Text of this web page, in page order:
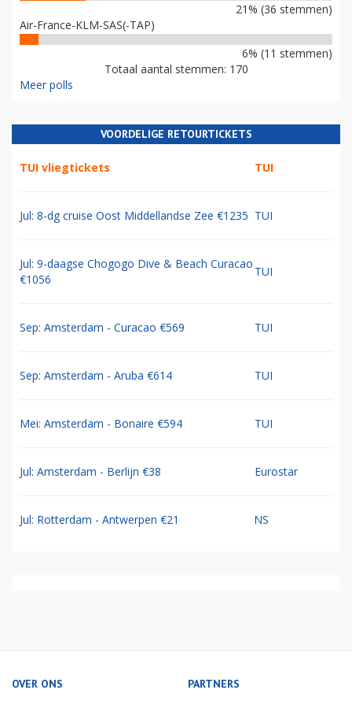
21% (36 stemmen)
Air-France-KLM-SAS(-TAP)
6% (11 stemmen)
Totaal aantal stemmen: 170
Meer polls
VOORDELIGE RETOURTICKETS
TUI vliegtickets TUI
Jul: 8-dg cruise Oost Middellandse Zee €1235 TUI
Jul: 9-daagse Chogogo Dive & Beach Curacao
€1056
TUI
Sep: Amsterdam - Curacao €569 TUI
Sep: Amsterdam - Aruba €614 TUI
Mei: Amsterdam - Bonaire €594 TUI
Jul: Amsterdam - Berlijn €38 Eurostar
Jul: Rotterdam - Antwerpen €21 NS
OVER ONS PARTNERS